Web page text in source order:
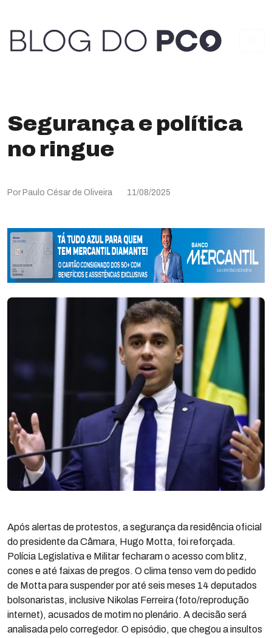
Segurança e política
no ringue
Por Paulo César de Oliveira 11/08/2025
Após alertas de protestos, a segurança da residência oficial
do presidente da Câmara, Hugo Motta, foi reforçada.
Polícia Legislativa e Militar fecharam o acesso com blitz,
cones e até faixas de pregos. O clima tenso vem do pedido
de Motta para suspender por até seis meses 14 deputados
bolsonaristas, inclusive Nikolas Ferreira (foto/reprodução
internet), acusados de motim no plenário. A decisão será
analisada pelo corregedor. O episódio, que chegou a insultos